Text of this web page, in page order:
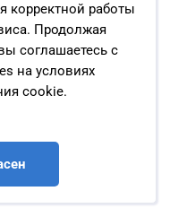
корректной работы
Продолжая
соглашаетесь с
на условиях
cookie.